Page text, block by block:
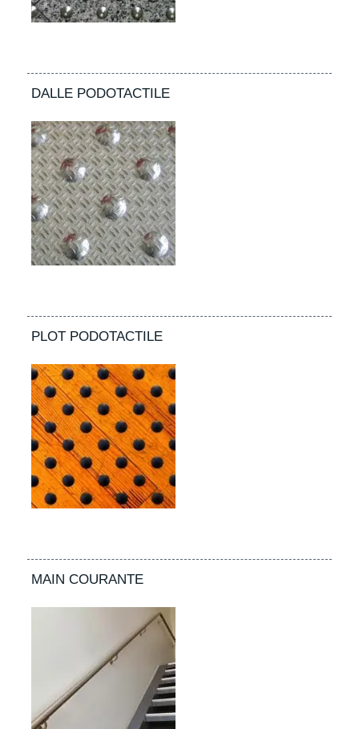
DALLE PODOTACTILE
PLOT PODOTACTILE
MAIN COURANTE